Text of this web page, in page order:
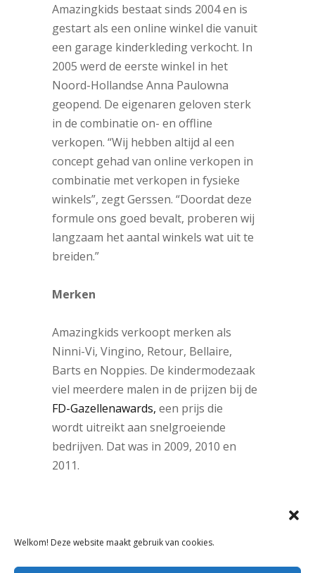
Welkom! Deze website maakt gebruik van cookies.
Amazingkids bestaat sinds 2004 en is
gestart als een online winkel die vanuit
een garage kinderkleding verkocht. In
2005 werd de eerste winkel in het
Noord-Hollandse Anna Paulowna
geopend. De eigenaren geloven sterk
in de combinatie on- en offline
verkopen. “Wij hebben altijd al een
concept gehad van online verkopen in
combinatie met verkopen in fysieke
winkels”, zegt Gerssen. “Doordat deze
formule ons goed bevalt, proberen wij
langzaam het aantal winkels wat uit te
breiden.”
Merken
Amazingkids verkoopt merken als
Ninni-Vi, Vingino, Retour, Bellaire,
Barts en Noppies. De kindermodezaak
viel meerdere malen in de prijzen bij de
FD-Gazellenawards, een prijs die
wordt uitreikt aan snelgroeiende
bedrijven. Dat was in 2009, 2010 en
2011.
eigenaren van Amazingkids.